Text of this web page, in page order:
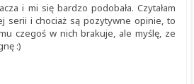
i mi się bardzo podobała. Czytałam
serii i chociaż są pozytywne opinie, to
czegoś w nich brakuje, ale myślę, ze
:)